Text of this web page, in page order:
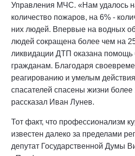
Управления МЧС. «Нам удалось
количество пожаров, на 6% -
них людей. Впервые на водных
людей сокращена более чем на
ликвидации ДТП оказана помощь
гражданам. Благодаря
реагированию и умелым
спасателей спасены жизни более
рассказал Иван Лунев.
Тот факт, что профессионализм
известен далеко за пределами
депутат Государственной Думы